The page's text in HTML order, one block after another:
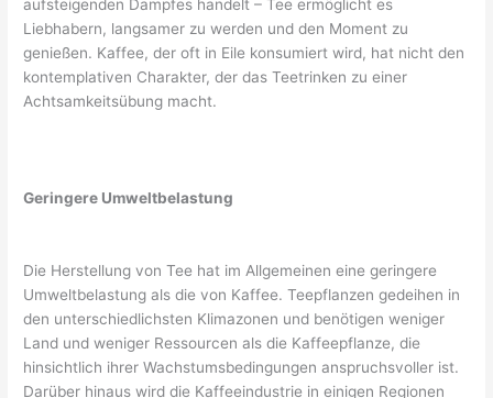
aufsteigenden Dampfes handelt – Tee ermöglicht es
Liebhabern, langsamer zu werden und den Moment zu
genießen. Kaffee, der oft in Eile konsumiert wird, hat nicht den
kontemplativen Charakter, der das Teetrinken zu einer
Achtsamkeitsübung macht.
Geringere Umweltbelastung
Die Herstellung von Tee hat im Allgemeinen eine geringere
Umweltbelastung als die von Kaffee. Teepflanzen gedeihen in
den unterschiedlichsten Klimazonen und benötigen weniger
Land und weniger Ressourcen als die Kaffeepflanze, die
hinsichtlich ihrer Wachstumsbedingungen anspruchsvoller ist.
Darüber hinaus wird die Kaffeeindustrie in einigen Regionen